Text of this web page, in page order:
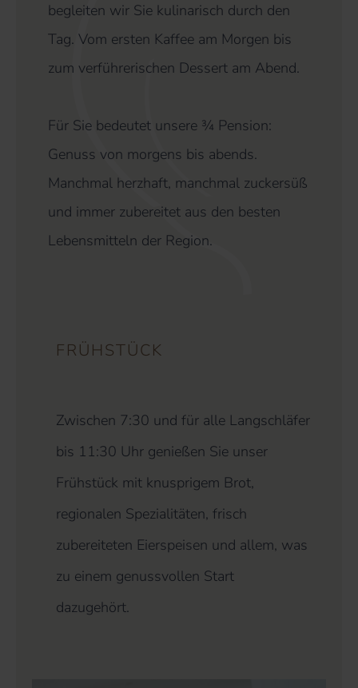
begleiten wir Sie kulinarisch durch den
Tag. Vom ersten Kaffee am Morgen bis
zum verführerischen Dessert am Abend.
Für Sie bedeutet unsere ¾ Pension:
Genuss von morgens bis abends.
Manchmal herzhaft, manchmal zuckersüß
und immer zubereitet aus den besten
Lebensmitteln der Region.
FRÜHSTÜCK
Zwischen 7:30 und für alle Langschläfer
bis 11:30 Uhr genießen Sie unser
Frühstück mit knusprigem Brot,
regionalen Spezialitäten, frisch
zubereiteten Eierspeisen und allem, was
zu einem genussvollen Start
dazugehört.